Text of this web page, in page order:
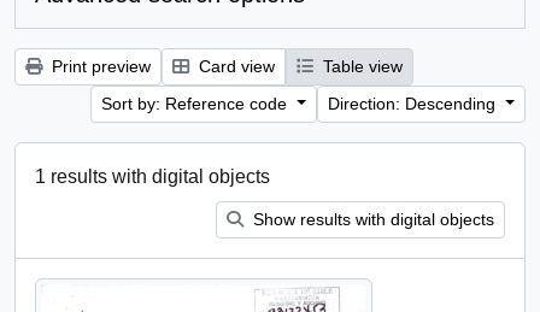
Print preview Card view
Table view
Sort by: Reference code
Direction: Descending
1 results with digital objects
Show results with digital objects